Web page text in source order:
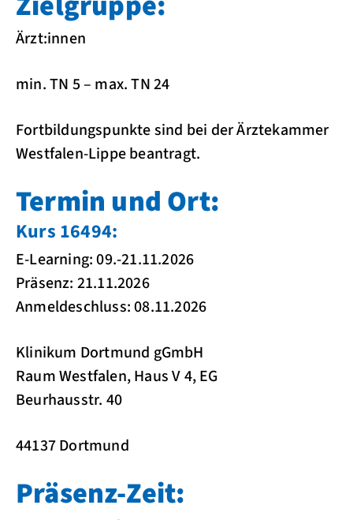
Ärzt:innen
min. TN 5 – max. TN 24
Fortbildungspunkte sind bei der Ärztekammer
Westfalen-Lippe beantragt.
Termin und Ort:
Kurs 16494:
E-Learning: 09.-21.11.2026
Präsenz: 21.11.2026
Anmeldeschluss: 08.11.2026
Klinikum Dortmund gGmbH
Raum Westfalen, Haus V 4, EG
Beurhausstr. 40
44137 Dortmund
Präsenz-Zeit: